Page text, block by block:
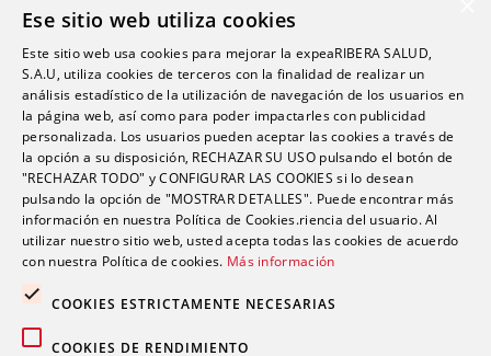
este verano
“Una persona puede estar infestada y contagiar a
otras durante semanas antes de darse cuenta de
que tiene sarna”
Ardor, hinchazón o dolor abdominal: los síntomas
del sistema Digestivo que no siempre son
inofensivos
Comentarios recientes
Ese sitio web utiliza cookies
Este sitio web usa cookies para mejorar la expeaRIBERA SALUD,
S.A.U, utiliza cookies de terceros con la finalidad de realizar un
análisis estadístico de la utilización de navegación de los usuarios en
la página web, así como para poder impactarles con publicidad
personalizada. Los usuarios pueden aceptar las cookies a través de
la opción a su disposición, RECHAZAR SU USO pulsando el botón de
"RECHAZAR TODO" y CONFIGURAR LAS COOKIES si lo desean
pulsando la opción de "MOSTRAR DETALLES". Puede encontrar más
información en nuestra Política de Cookies.riencia del usuario. Al
utilizar nuestro sitio web, usted acepta todas las cookies de acuerdo
con nuestra Política de cookies. Más información
COOKIES ESTRICTAMENTE NECESARIAS
COOKIES DE RENDIMIENTO